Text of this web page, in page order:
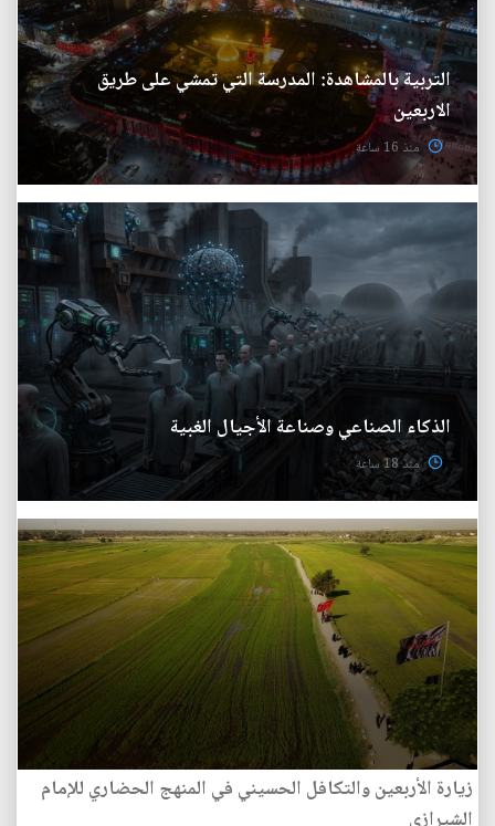
التربية بالمشاهدة: المدرسة التي تمشي على طريق
الاربعين
منذ 16 ساعة
الذكاء الصناعي وصناعة الأجيال الغبية
منذ 18 ساعة
زيارة الأربعين والتكافل الحسيني في المنهج الحضاري للإمام